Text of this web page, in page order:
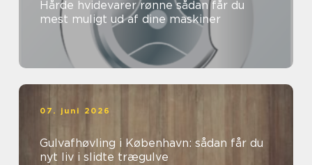
Hårde hvidevarer rønne sådan får du
mest muligt ud af dine maskiner
07. juni 2026
Gulvafhøvling i København: sådan får du
nyt liv i slidte trægulve